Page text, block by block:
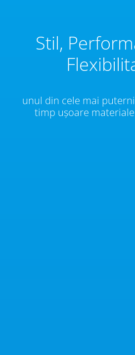
Stil,
unul din cele mai
timp ușoare